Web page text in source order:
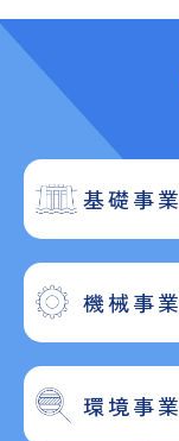
基礎事業
機械事業
環境事業